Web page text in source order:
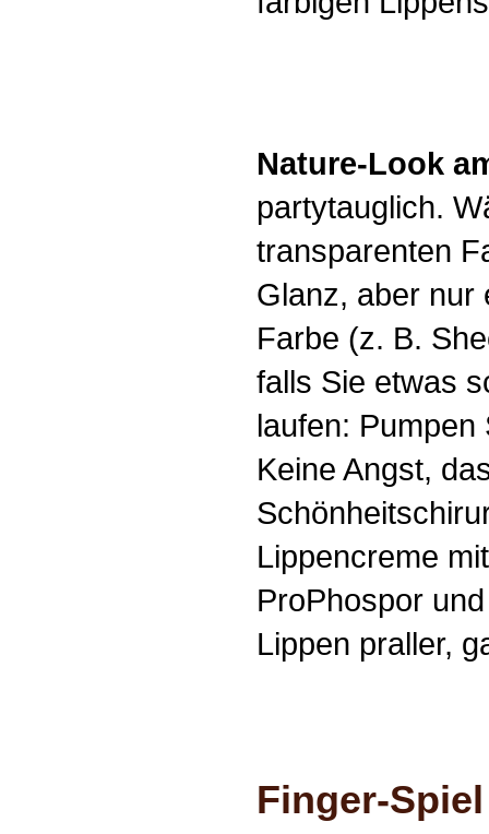
Nature-Look
partytauglich.
transparenten
Glanz, aber nur
Farbe (z. B.
falls Sie etwas
laufen: Pumpen
Keine Angst,
Lippencreme
ProPhospor
Lippen praller,
Finger-Spiel